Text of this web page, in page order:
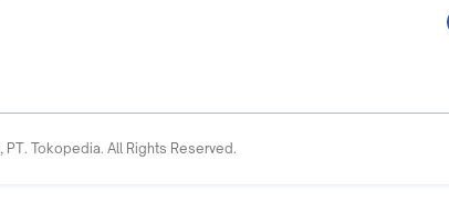
, PT. Tokopedia. All Rights Reserved.